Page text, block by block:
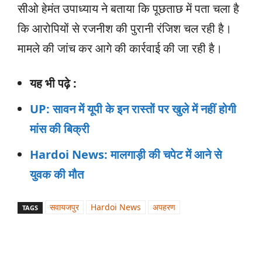
सीओ हेमंत उपाध्याय ने बताया कि पूछताछ में पता चला है
कि आरोपियों से रजनीश की पुरानी रंजिश चल रही है।
मामले की जांच कर आगे की कार्रवाई की जा रही है।
यह भी पढ़े :
UP: सावन में यूपी के इन रास्तों पर खुले में नहीं होगी
मांस की बिक्री
Hardoi News: मालगाड़ी की चपेट में आने से
युवक की मौत
TAGS सवायजपुर Hardoi News अपहरण